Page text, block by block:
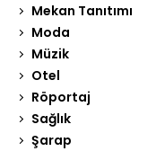
Mekan Tanıtımı
Moda
Müzik
Otel
Röportaj
Sağlık
Şarap